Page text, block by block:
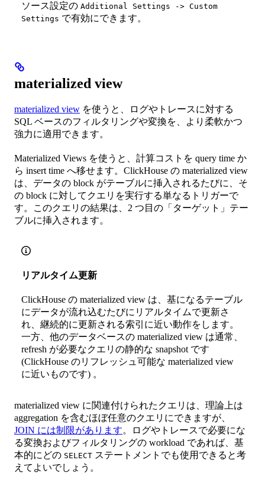
ソース設定の Additional Settings -> Custom
Settings で有効にできます。
materialized view
materialized view を使うと、ログやトレースに対する
SQL ベースのフィルタリングや変換を、より柔軟かつ
強力に適用できます。
Materialized Views を使うと、計算コストを query time か
ら insert time へ移せます。ClickHouse の materialized view
は、データの block がテーブルに挿入されるたびに、そ
の block に対してクエリを実行する単なるトリガーで
す。このクエリの結果は、2 つ目の「ターゲット」テー
ブルに挿入されます。
リアルタイム更新
ClickHouse の materialized view は、基になるテーブル
にデータが流れ込むたびにリアルタイムで更新さ
れ、継続的に更新される索引に近い動作をします。
一方、他のデータベースの materialized view は通常、
refresh が必要なクエリの静的な snapshot です
(ClickHouse のリフレッシュ可能な materialized view
に近いものです) 。
materialized view に関連付けられたクエリは、理論上は
aggregation を含むほぼ任意のクエリにできますが、
JOIN には制限があります。ログやトレースで必要にな
る変換およびフィルタリングの workload であれば、基
本的にどの SELECT ステートメントでも使用できると考
えてよいでしょう。